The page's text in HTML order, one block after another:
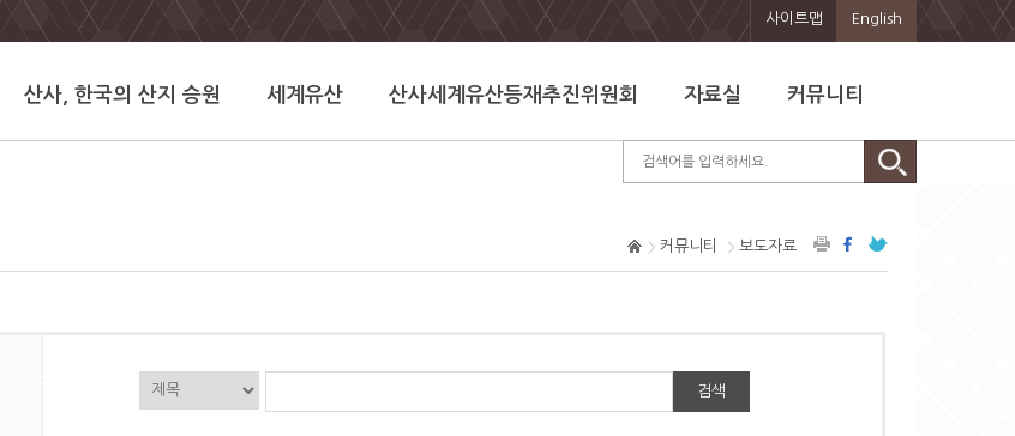
사이트맵 English
산사, 한국의 산지 승원 세계유산 산사세계유산등재추진위원회 자료실 커뮤니티
커뮤니티 보도자료
검색